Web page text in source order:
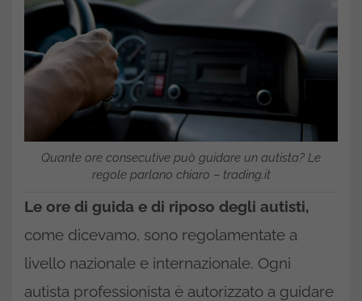
Quante ore consecutive può guidare un autista? Le
regole parlano chiaro – trading.it
Le ore di guida e di riposo degli autisti,
come dicevamo, sono regolamentate a
livello nazionale e internazionale. Ogni
autista professionista è autorizzato a guidare